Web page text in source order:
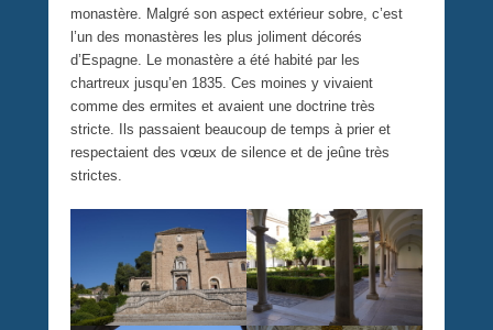
monastère. Malgré son aspect extérieur sobre, c’est
l’un des monastères les plus joliment décorés
d’Espagne. Le monastère a été habité par les
chartreux jusqu’en 1835. Ces moines y vivaient
comme des ermites et avaient une doctrine très
stricte. Ils passaient beaucoup de temps à prier et
respectaient des vœux de silence et de jeûne très
strictes.